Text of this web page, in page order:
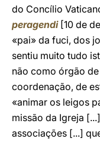
do Concílio
peragendi[10 de
«pai» da fuci, dos
sentiu muito tudo
não como órgão
coordenação, de
«animar os leigos
missão da Igreja
associações [...]